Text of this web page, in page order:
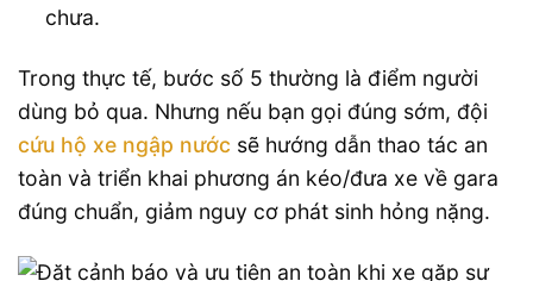
chưa.
Trong thực tế, bước số 5 thường là điểm người
dùng bỏ qua. Nhưng nếu bạn gọi đúng sớm, đội
cứu hộ xe ngập nước sẽ hướng dẫn thao tác an
toàn và triển khai phương án kéo/đưa xe về gara
đúng chuẩn, giảm nguy cơ phát sinh hỏng nặng.